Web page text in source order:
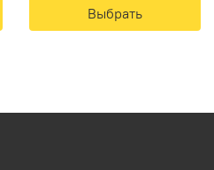
Выбрать